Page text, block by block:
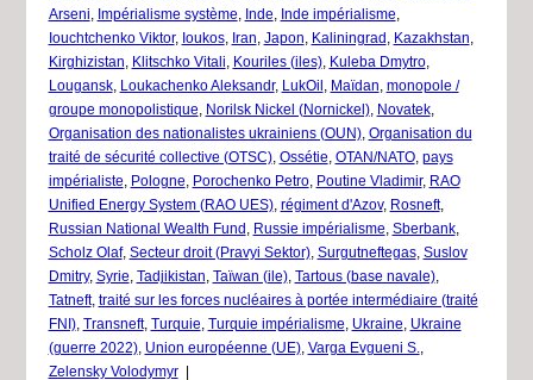
Arseni
Impérialisme système Inde Inde impérialisme
Iouchtchenko Viktor, Ioukos, Iran Japon Kaliningrad Kazakhstan
Kirghizistan
Klitschko Vitali Kouriles (iles), Kuleba Dmytro,
Lougansk, Loukachenko Aleksandr, LukOil Maïdan monopole /
groupe monopolistique
Norilsk Nickel (Nornickel), Novatek,
Organisation des nationalistes ukrainiens (OUN), Organisation du
traité de sécurité collective (OTSC), Ossétie OTAN/NATO, pays
impérialiste
Pologne Porochenko Petro, Poutine Vladimir, RAO
Unified Energy System (RAO UES), régiment d'Azov, Rosneft,
Russian National Wealth Fund
Russie impérialisme Sberbank,
Scholz Olaf, Secteur droit (Pravyi Sektor), Surgutneftegas, Suslov
Dmitry, Syrie Tadjikistan Taïwan (ile), Tartous (base navale),
Tatneft, traité sur les forces nucléaires à portée intermédiaire (traité
FNI), Transneft, Turquie Turquie impérialisme Ukraine
Ukraine
(guerre 2022), Union européenne (UE), Varga Evgueni S.
Zelensky Volodymyr